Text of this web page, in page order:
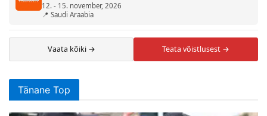
12. - 15. november, 2026
📍 Saudi Araabia
Vaata kõiki → Teata võistlusest →
Tänane Top